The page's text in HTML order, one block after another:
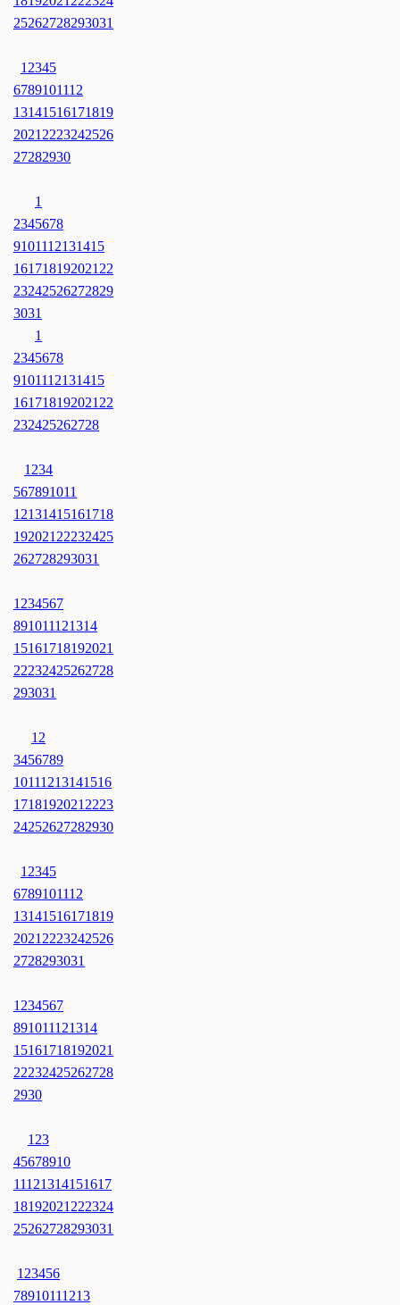
25262728293031
1 2345
6789101112
13141516171819
2021 2223242526
27282930
1
2345678
9101112131415
161718192021 22
23242526272829
3031
1
2345678
9101112131415
161718192021 22
232425262728
1 234
567891011
12131415161718
192021 22232425
262728293031
1 234567
891011121314
15161718192021
22232425262728
293031
1 2
3456789
10111213141516
1718192021 2223
24252627282930
1 2345
6789101112
13141516171819
2021 2223242526
2728293031
1 234567
891011121314
15161718192021
22232425262728
2930
1 23
45678910
11121314151617
18192021 222324
25262728293031
1 23456
78910111213